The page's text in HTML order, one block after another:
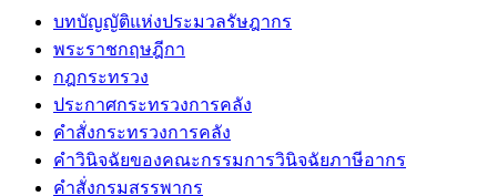
บทบัญญัติแห่งประมวลรัษฎากร
พระราชกฤษฎีกา
กฎกระทรวง
ประกาศกระทรวงการคลัง
คำสั่งกระทรวงการคลัง
คำวินิจฉัยของคณะกรรมการวินิจฉัยภาษีอากร
คำสั่งกรมสรรพากร